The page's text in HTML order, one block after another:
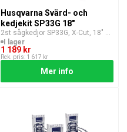
Husqvarna Svärd- och
kedjekit SP33G 18"
2st sågkedjor SP33G, X-Cut, 18″ &
1st X-Force Svärd, 18″
I lager
1 189 kr
Rek. pris: 1 617 kr
Mer info